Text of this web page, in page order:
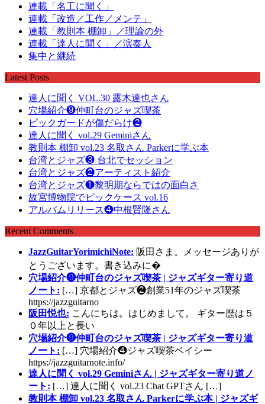
連載「名工に聞く」
連載「改造／工作／メンテ」
連載「教則本 棚卸」／理論の外
連載「達人に聞く」／演奏人
集中と継続
Latest Posts
達人に聞く VOL.30 露木達也さん
穴場紹介❾仲町台のジャズ喫茶
ピックガードが傷だらけ❷
達人に聞く vol.29 Geminiさん
教則本 棚卸 vol.23 名取さん Parkerに学ぶ本
台湾とジャズ❸ 台北でセッション
台湾とジャズ❷アーティスト紹介
台湾とジャズ❶黎明期ならではの面白さ
故宮博物院でピックケース vol.16
アルバムリリース❹中根賢隆さん
Recent Comments
JazzGuitarYorimichiNote: 阪田さま。メッセージありが
とうございます。書き込みに�
穴場紹介❾仲町台のジャズ喫茶 | ジャズギター寄り道
ノート: […] 京都とジャズ❷創業51年のジャズ喫茶
https://jazzguitarno
阪田悦也: こんにちは。はじめまして。 ギター歴は５
０年以上と長い
穴場紹介❾仲町台のジャズ喫茶 | ジャズギター寄り道
ノート: […] 穴場紹介❹ジャズ喫茶ベイシー
https://jazzguitarnote.info/
達人に聞く vol.29 Geminiさん | ジャズギター寄り道ノ
ート: […] 達人に聞く vol.23 Chat GPTさん […]
教則本 棚卸 vol.23 名取さん Parkerに学ぶ本 | ジャズギ